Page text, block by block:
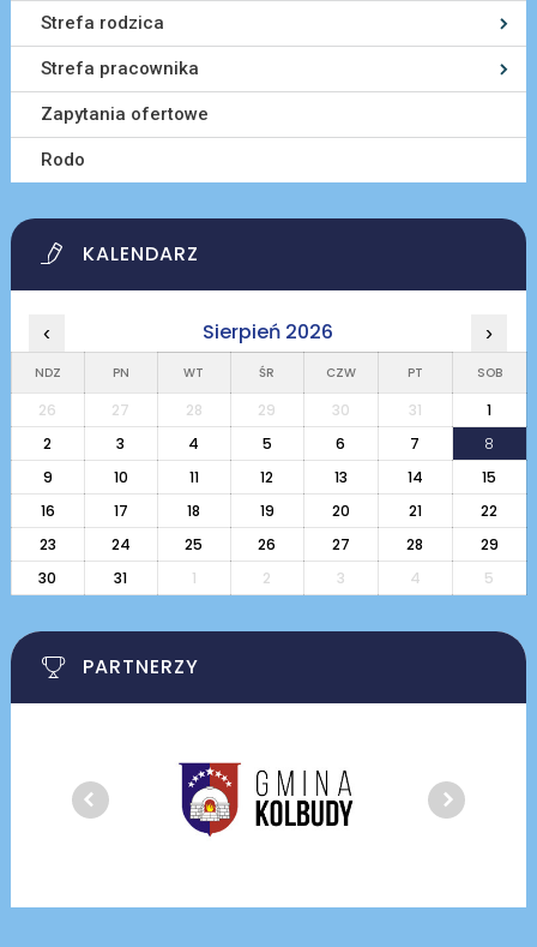
Strefa rodzica
Strefa pracownika
Zapytania ofertowe
Rodo
KALENDARZ
‹ Sierpień 2026 ›
NDZ PN WT ŚR CZW PT SOB
26 27 28 29 30 31
1
2
3 4 5 6 7
8
9
10 11 12 13 14
15
16
17 18 19 20 21
22
23
24 25 26 27 28
29
30
31 1 2 3 4 5
PARTNERZY